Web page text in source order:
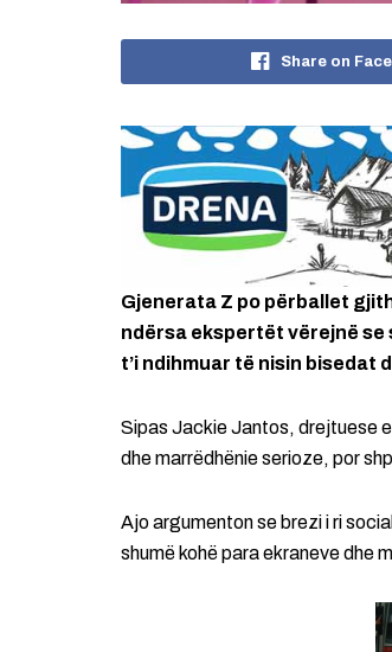
Share on
Gjenerata Z po përballet
ndërsa ekspertët vërejnë
t’i ndihmuar të nisin bisedat
Sipas Jackie Jantos, drejtuese
dhe marrëdhënie serioze, por
Ajo argumenton se brezi i ri
shumë kohë para ekraneve dhe